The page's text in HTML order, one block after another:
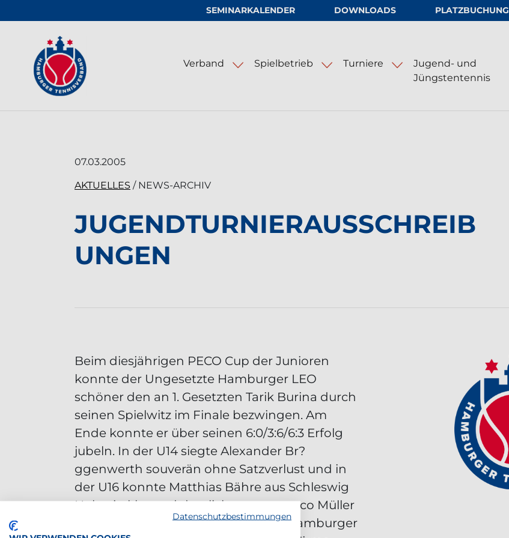
SEMINARKALENDER DOWNLOADS PLATZBUCHUNG
Logo vom Hamburger Tennis-Verband e.V.
Verband Spielbetrieb Turniere
Jugend- und
Jüngstentennis
07.03.2005
AKTUELLES / NEWS-ARCHIV
JUGENDTURNIERAUSSCHREIB
UNGEN
Beim diesjährigen PECO Cup der Junioren
konnte der Ungesetzte Hamburger LEO
schöner den an 1. Gesetzten Tarik Burina durch
seinen Spielwitz im Finale bezwingen. Am
Ende konnte er über seinen 6:0/3:6/6:3 Erfolg
jubeln. In der U14 siegte Alexander Br?
ggenwerth souverän ohne Satzverlust und in
der U16 konnte Matthias Bähre aus Schleswig
Holstein klar und deutlich gegen marco Müller
(GTGHC) mit 6:0/6:0 gewinnen. Der Hamburger
Datenschutzbestimmungen